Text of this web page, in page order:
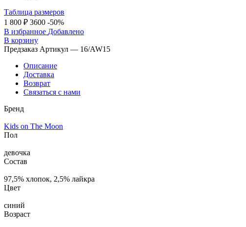
Таблица размеров
1 800 ₽ 3600 -50%
В избранное Добавлено
В корзину
Предзаказ Артикул — 16/AW15
Описание
Доставка
Возврат
Связаться с нами
Бренд
Kids on The Moon
Пол
девочка
Состав
97,5% хлопок, 2,5% лайкра
Цвет
синий
Возраст